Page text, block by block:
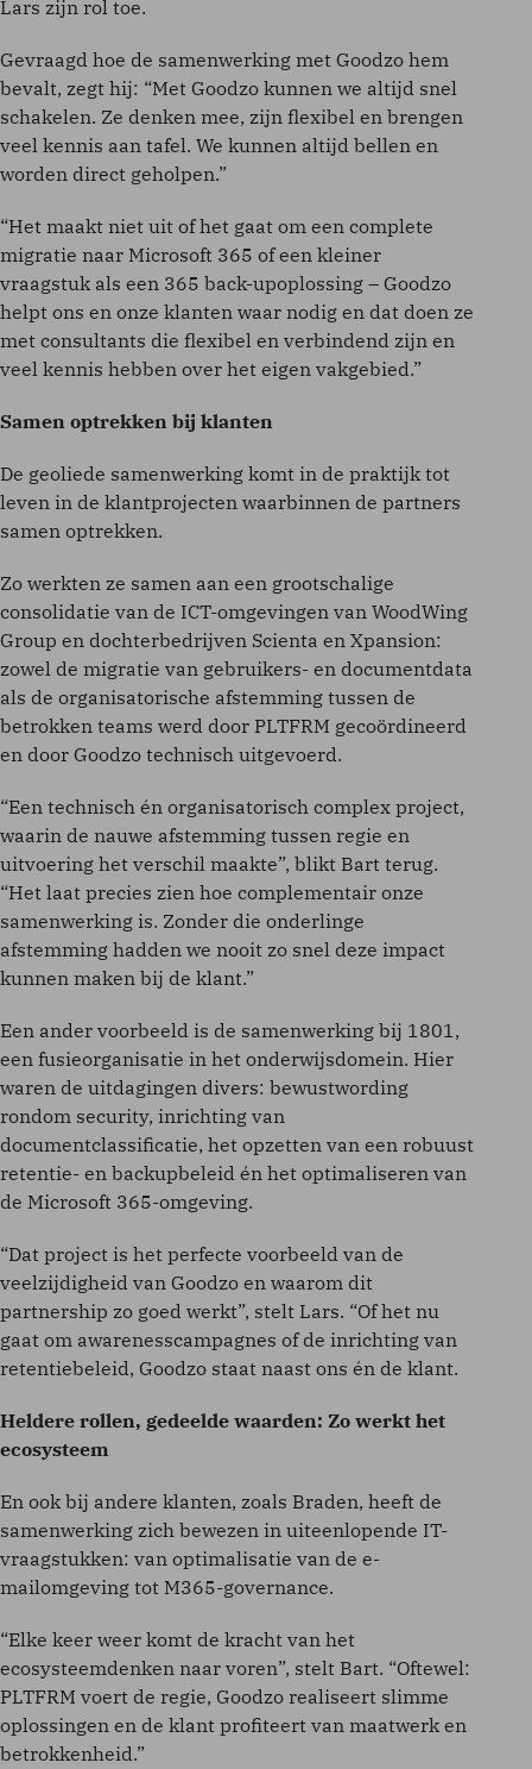
Lars zijn rol toe.
Gevraagd hoe de samenwerking met Goodzo hem
bevalt, zegt hij: “Met Goodzo kunnen we altijd snel
schakelen. Ze denken mee, zijn flexibel en brengen
veel kennis aan tafel. We kunnen altijd bellen en
worden direct geholpen.”
“Het maakt niet uit of het gaat om een complete
migratie naar Microsoft 365 of een kleiner
vraagstuk als een 365 back-upoplossing – Goodzo
helpt ons en onze klanten waar nodig en dat doen ze
met consultants die flexibel en verbindend zijn en
veel kennis hebben over het eigen vakgebied.”
Samen optrekken bij klanten
De geoliede samenwerking komt in de praktijk tot
leven in de klantprojecten waarbinnen de partners
samen optrekken.
Zo werkten ze samen aan een grootschalige
consolidatie van de ICT-omgevingen van WoodWing
Group en dochterbedrijven Scienta en Xpansion:
zowel de migratie van gebruikers- en documentdata
als de organisatorische afstemming tussen de
betrokken teams werd door PLTFRM gecoördineerd
en door Goodzo technisch uitgevoerd.
“Een technisch én organisatorisch complex project,
waarin de nauwe afstemming tussen regie en
uitvoering het verschil maakte”, blikt Bart terug.
“Het laat precies zien hoe complementair onze
samenwerking is. Zonder die onderlinge
afstemming hadden we nooit zo snel deze impact
kunnen maken bij de klant.”
Een ander voorbeeld is de samenwerking bij 1801,
een fusieorganisatie in het onderwijsdomein. Hier
waren de uitdagingen divers: bewustwording
rondom security, inrichting van
documentclassificatie, het opzetten van een robuust
retentie- en backupbeleid én het optimaliseren van
de Microsoft 365-omgeving.
“Dat project is het perfecte voorbeeld van de
veelzijdigheid van Goodzo en waarom dit
partnership zo goed werkt”, stelt Lars. “Of het nu
gaat om awarenesscampagnes of de inrichting van
retentiebeleid, Goodzo staat naast ons én de klant.
Heldere rollen, gedeelde waarden: Zo werkt het
ecosysteem
En ook bij andere klanten, zoals Braden, heeft de
samenwerking zich bewezen in uiteenlopende IT-
vraagstukken: van optimalisatie van de e-
mailomgeving tot M365-governance.
“Elke keer weer komt de kracht van het
ecosysteemdenken naar voren”, stelt Bart. “Oftewel:
PLTFRM voert de regie, Goodzo realiseert slimme
oplossingen en de klant profiteert van maatwerk en
betrokkenheid.”